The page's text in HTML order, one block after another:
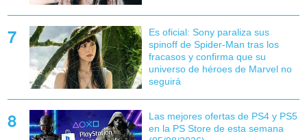
Es oficial: Sony paraliza sus
spinoff de Spider-Man tras los
fracasos y confirma que su
universo de héroes de Marvel no
seguirá
Las mejores ofertas de PS4 y PS5
en la PS Store de esta semana